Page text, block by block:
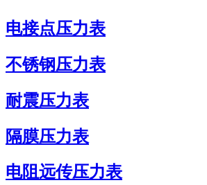
电接点压力表
不锈钢压力表
耐震压力表
隔膜压力表
电阻远传压力表